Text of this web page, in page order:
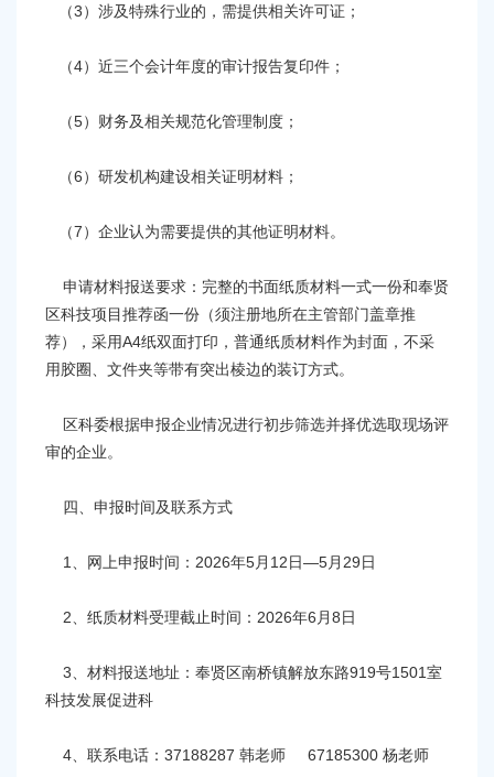
（3）涉及特殊行业的，需提供相关许可证；
（4）近三个会计年度的审计报告复印件；
（5）财务及相关规范化管理制度；
（6）研发机构建设相关证明材料；
（7）企业认为需要提供的其他证明材料。
申请材料报送要求：完整的书面纸质材料一式一份和奉贤
区科技项目推荐函一份（须注册地所在主管部门盖章推
荐），采用A4纸双面打印，普通纸质材料作为封面，不采
用胶圈、文件夹等带有突出棱边的装订方式。
区科委根据申报企业情况进行初步筛选并择优选取现场评
审的企业。
四、申报时间及联系方式
1、网上申报时间：2026年5月12日—5月29日
2、纸质材料受理截止时间：2026年6月8日
3、材料报送地址：奉贤区南桥镇解放东路919号1501室
科技发展促进科
4、联系电话：37188287 韩老师 67185300 杨老师